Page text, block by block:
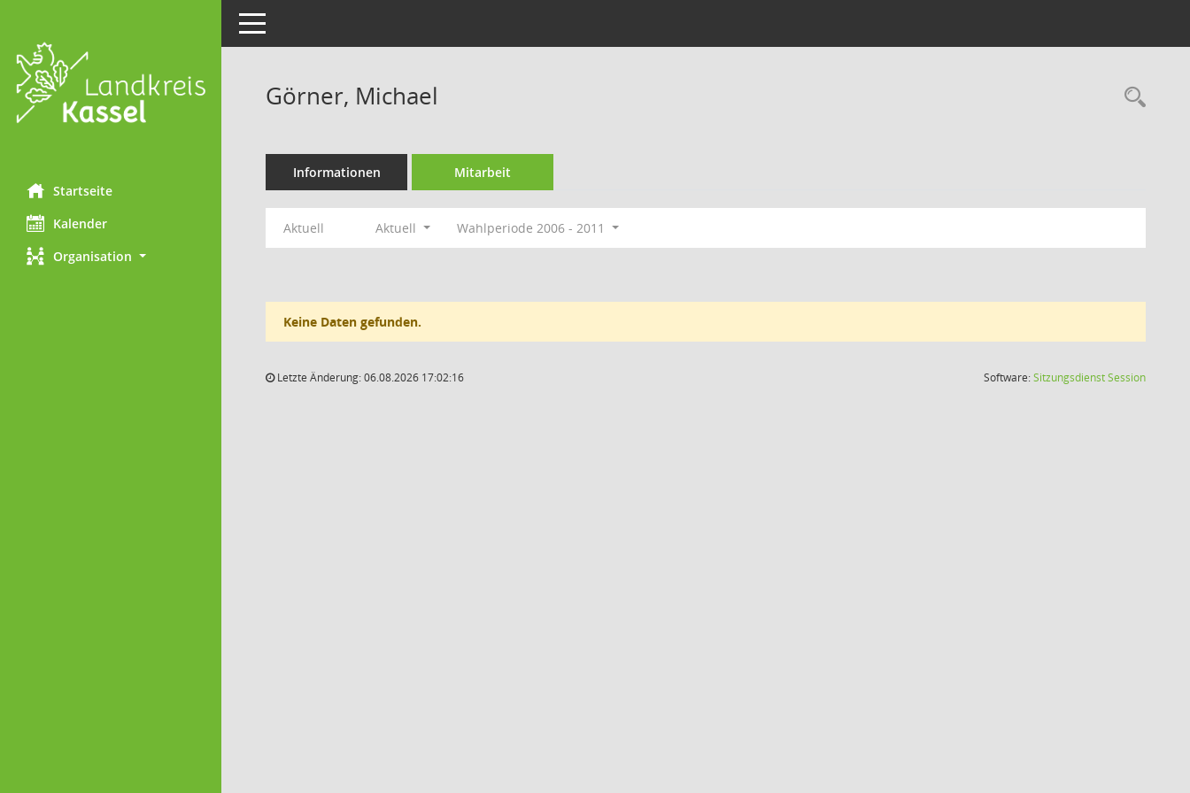
Startseite
Kalender
Organisation
Toggle navigation
Görner, Michael
Informationen Mitarbeit
Aktuell Aktuell Wahlperiode 2006 - 2011
Keine Daten gefunden.
Letzte Änderung: 06.08.2026 17:02:16 Software:SitzungsdienstSession(Wird in